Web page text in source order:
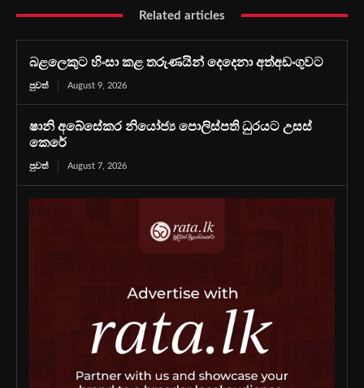
Related articles
බළලෙකුට හිංසා කළ තරුණයින් දෙදෙනා අත්අඩංගුවට
පුවත් August 9, 2026
ෂානි අබේසේකර නියෝජ්‍ය පොලිස්පති ධුරයට උසස්
කෙරේ
පුවත් August 7, 2026